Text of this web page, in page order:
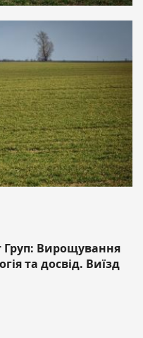
Груп: Вирощування
та досвід. Виїзд